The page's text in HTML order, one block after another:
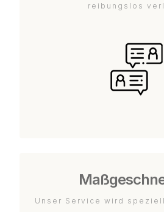
reibungslos
Unser Service wird